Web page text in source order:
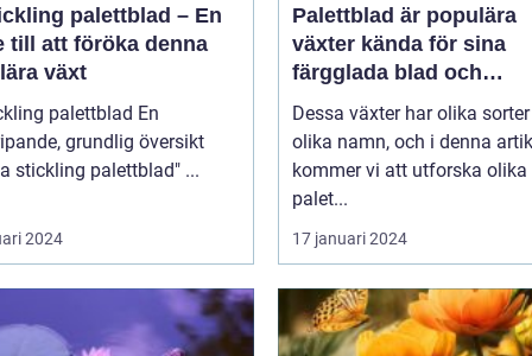
palettblad – En
till att föröka denna
växt
palettblad En
grundlig översikt
över "ta stickling palettblad" ...
2024
Palettblad är populära
växter kända för sina
färgglada blad och
dekorativa utseende
Dessa växter har olika
olika namn, och i denna
kommer vi att utforska olika
palet...
17 januari 2024